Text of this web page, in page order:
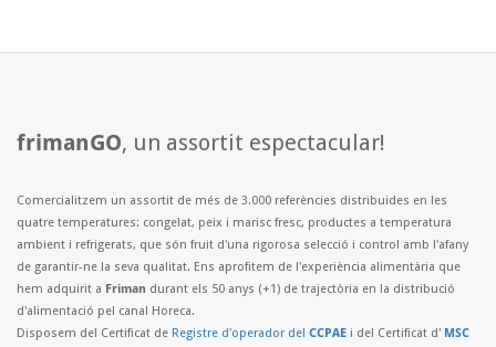
frimanGO, un assortit espectacular!
Comercialitzem un assortit de més de 3.000 referències distribuides en les
quatre temperatures: congelat, peix i marisc fresc, productes a temperatura
ambient i refrigerats, que són fruit d'una rigorosa selecció i control amb l'afany
de garantir-ne la seva qualitat. Ens aprofitem de l'experiència alimentària que
hem adquirit a Friman durant els 50 anys (+1) de trajectòria en la distribució
d'alimentació pel canal Horeca.
Disposem del Certificat de Registre d'operador del CCPAE i del Certificat d' MSC